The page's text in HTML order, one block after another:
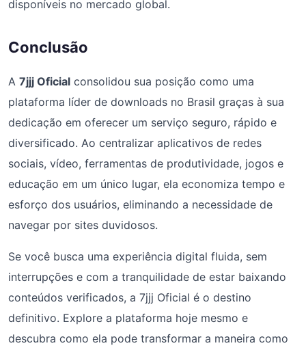
disponíveis no mercado global.
Conclusão
A 7jjj Oficial consolidou sua posição como uma
plataforma líder de downloads no Brasil graças à sua
dedicação em oferecer um serviço seguro, rápido e
diversificado. Ao centralizar aplicativos de redes
sociais, vídeo, ferramentas de produtividade, jogos e
educação em um único lugar, ela economiza tempo e
esforço dos usuários, eliminando a necessidade de
navegar por sites duvidosos.
Se você busca uma experiência digital fluida, sem
interrupções e com a tranquilidade de estar baixando
conteúdos verificados, a 7jjj Oficial é o destino
definitivo. Explore a plataforma hoje mesmo e
descubra como ela pode transformar a maneira como